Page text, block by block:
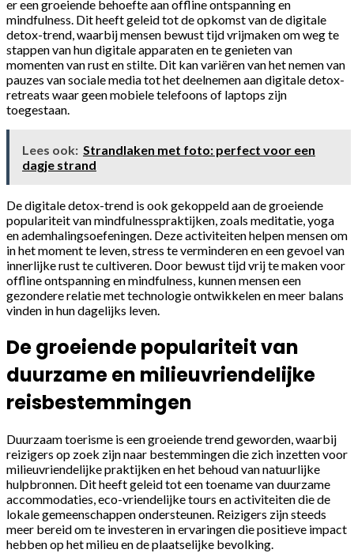
er een groeiende behoefte aan offline ontspanning en
mindfulness. Dit heeft geleid tot de opkomst van de digitale
detox-trend, waarbij mensen bewust tijd vrijmaken om weg te
stappen van hun digitale apparaten en te genieten van
momenten van rust en stilte. Dit kan variëren van het nemen van
pauzes van sociale media tot het deelnemen aan digitale detox-
retreats waar geen mobiele telefoons of laptops zijn
toegestaan.
Lees ook: Strandlaken met foto: perfect voor een
dagje strand
De digitale detox-trend is ook gekoppeld aan de groeiende
populariteit van mindfulnesspraktijken, zoals meditatie, yoga
en ademhalingsoefeningen. Deze activiteiten helpen mensen om
in het moment te leven, stress te verminderen en een gevoel van
innerlijke rust te cultiveren. Door bewust tijd vrij te maken voor
offline ontspanning en mindfulness, kunnen mensen een
gezondere relatie met technologie ontwikkelen en meer balans
vinden in hun dagelijks leven.
De groeiende populariteit van
duurzame en milieuvriendelijke
reisbestemmingen
Duurzaam toerisme is een groeiende trend geworden, waarbij
reizigers op zoek zijn naar bestemmingen die zich inzetten voor
milieuvriendelijke praktijken en het behoud van natuurlijke
hulpbronnen. Dit heeft geleid tot een toename van duurzame
accommodaties, eco-vriendelijke tours en activiteiten die de
lokale gemeenschappen ondersteunen. Reizigers zijn steeds
meer bereid om te investeren in ervaringen die positieve impact
hebben op het milieu en de plaatselijke bevolking.